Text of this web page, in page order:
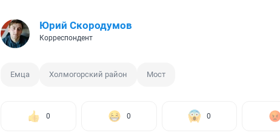
Юрий Скородумов
Корреспондент
Емца Холмогорский район Мост
0 0 0